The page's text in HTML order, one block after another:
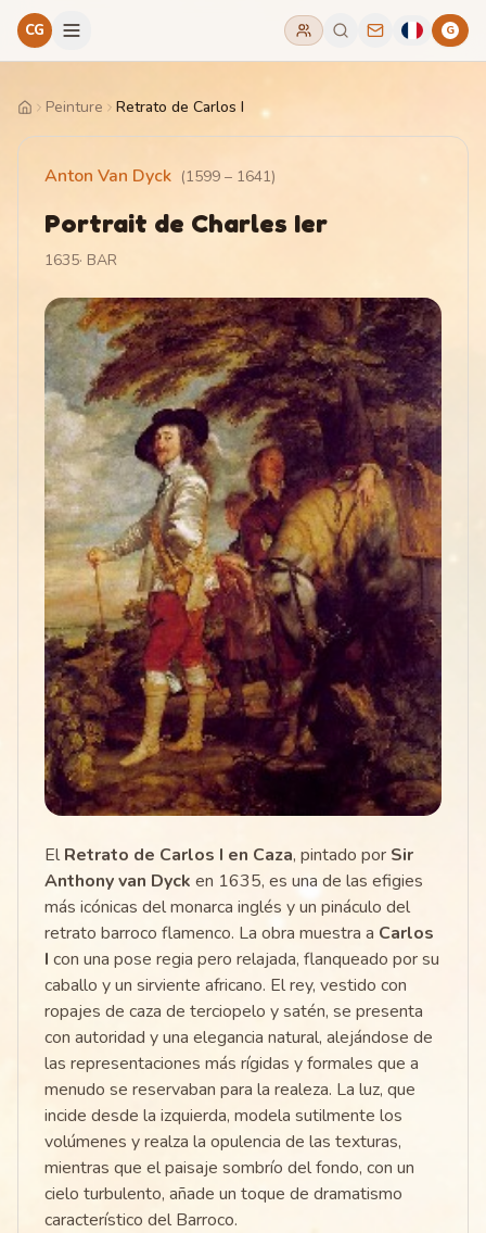
CG G
HomePeinture Retrato de Carlos I
Anton Van Dyck (1599 – 1641)
Portrait de Charles Ier
1635· BAR
El Retrato de Carlos I en Caza, pintado por Sir
Anthony van Dyck en 1635, es una de las efigies
más icónicas del monarca inglés y un pináculo del
retrato barroco flamenco. La obra muestra a Carlos
I con una pose regia pero relajada, flanqueado por su
caballo y un sirviente africano. El rey, vestido con
ropajes de caza de terciopelo y satén, se presenta
con autoridad y una elegancia natural, alejándose de
las representaciones más rígidas y formales que a
menudo se reservaban para la realeza. La luz, que
incide desde la izquierda, modela sutilmente los
volúmenes y realza la opulencia de las texturas,
mientras que el paisaje sombrío del fondo, con un
cielo turbulento, añade un toque de dramatismo
característico del Barroco.